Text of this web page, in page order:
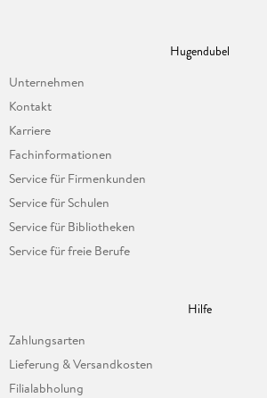
Hugendubel
Unternehmen
Kontakt
Karriere
Fachinformationen
Service für Firmenkunden
Service für Schulen
Service für Bibliotheken
Service für freie Berufe
Hilfe
Zahlungsarten
Lieferung & Versandkosten
Filialabholung